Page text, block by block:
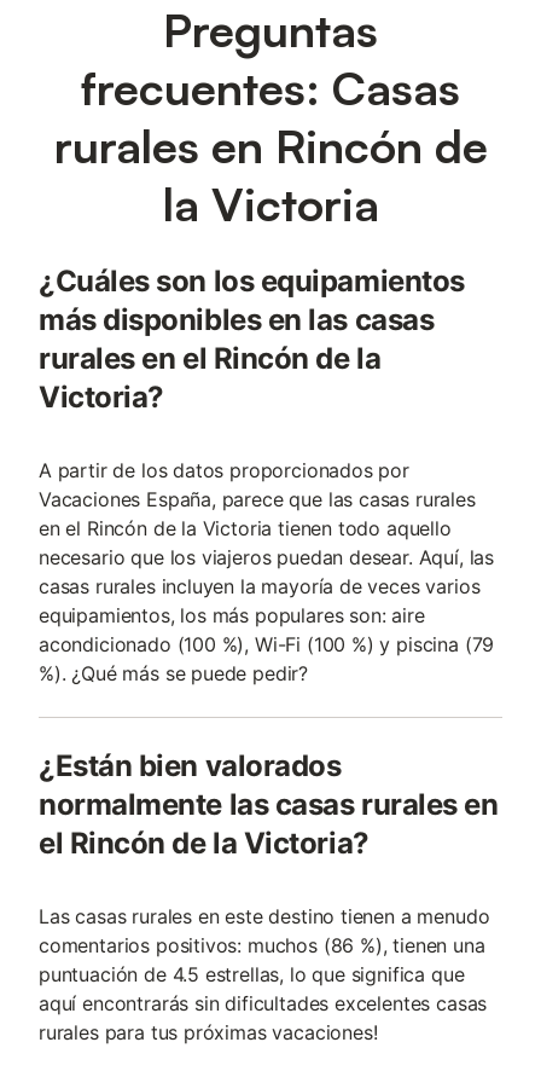
Preguntas
frecuentes: Casas
rurales en Rincón de
la Victoria
¿Cuáles son los equipamientos
más disponibles en las casas
rurales en el Rincón de la
Victoria?
A partir de los datos proporcionados por
Vacaciones España, parece que las casas rurales
en el Rincón de la Victoria tienen todo aquello
necesario que los viajeros puedan desear. Aquí, las
casas rurales incluyen la mayoría de veces varios
equipamientos, los más populares son: aire
acondicionado (100 %), Wi-Fi (100 %) y piscina (79
%). ¿Qué más se puede pedir?
¿Están bien valorados
normalmente las casas rurales en
el Rincón de la Victoria?
Las casas rurales en este destino tienen a menudo
comentarios positivos: muchos (86 %), tienen una
puntuación de 4.5 estrellas, lo que significa que
aquí encontrarás sin dificultades excelentes casas
rurales para tus próximas vacaciones!